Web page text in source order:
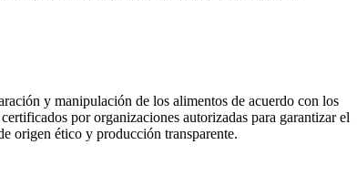
y manipulación de los alimentos de acuerdo con los
por organizaciones autorizadas para garantizar el
origen ético y producción transparente.